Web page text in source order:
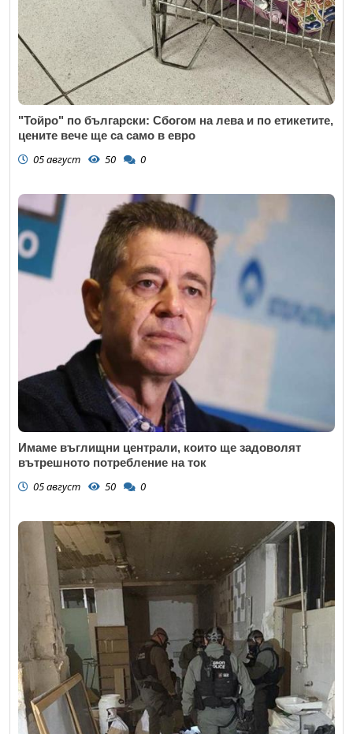
"Тойро" по български: Сбогом на лева и по етикетите,
цените вече ще са само в евро
05 август 50 0
Имаме въглищни централи, които ще задоволят
вътрешното потребление на ток
05 август 50 0